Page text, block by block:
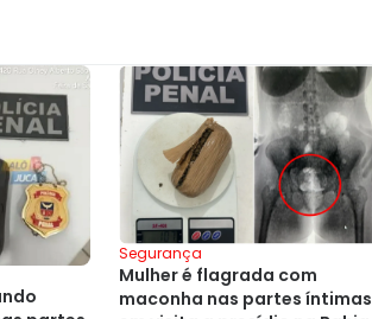
Segurança
Mulher é flagrada com
maconha nas partes íntimas